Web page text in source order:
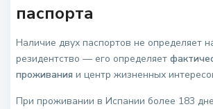
паспорта
Наличие двух паспортов не определяет
резидентство — его определяет
проживания и центр жизненных
При проживании в Испании более 183